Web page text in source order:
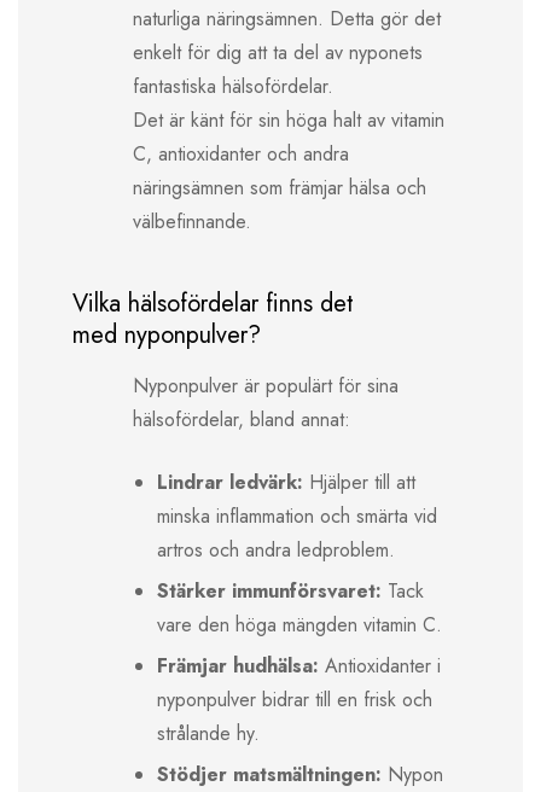
naturliga näringsämnen. Detta gör det
enkelt för dig att ta del av nyponets
fantastiska hälsofördelar.
Det är känt för sin höga halt av vitamin
C, antioxidanter och andra
näringsämnen som främjar hälsa och
välbefinnande.
Vilka hälsofördelar finns det
med nyponpulver?
Nyponpulver är populärt för sina
hälsofördelar, bland annat:
Lindrar ledvärk: Hjälper till att
minska inflammation och smärta vid
artros och andra ledproblem.
Stärker immunförsvaret: Tack
vare den höga mängden vitamin C.
Främjar hudhälsa: Antioxidanter i
nyponpulver bidrar till en frisk och
strålande hy.
Stödjer matsmältningen: Nypon